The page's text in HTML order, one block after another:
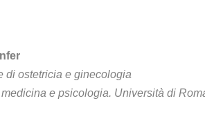
di ostetricia e ginecologia
e psicologia. Università di